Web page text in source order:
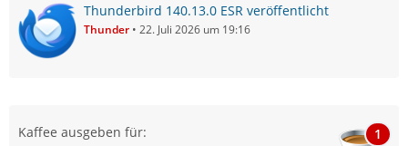
Thunderbird 140.13.0 ESR veröffentlicht
Thunder 22. Juli 2026 um 19:16
Kaffee ausgeben für: 1